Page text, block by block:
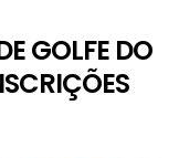
GOLFE DO